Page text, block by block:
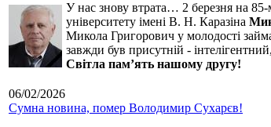
У нас знову втрата… 2 березня на 85-
університету імені В. Н. Каразіна
Микола Григорович у молодості
завжди був присутній -
Світла пам’ять нашому другу!
06/02/2026
Сумна новина, помер Володимир Сухарєв!